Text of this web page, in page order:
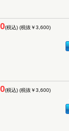
(税込) (税抜￥3,600)
(税込) (税抜￥3,600)